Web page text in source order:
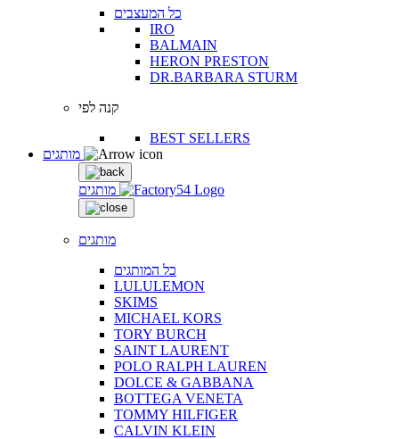
כל המעצבים
IRO
BALMAIN
HERON PRESTON
DR.BARBARA STURM
קנה לפי
BEST SELLERS
מותגים
מותגים
כל המותגים
LULULEMON
SKIMS
MICHAEL KORS
TORY BURCH
SAINT LAURENT
POLO RALPH LAUREN
DOLCE & GABBANA
BOTTEGA VENETA
TOMMY HILFIGER
CALVIN KLEIN